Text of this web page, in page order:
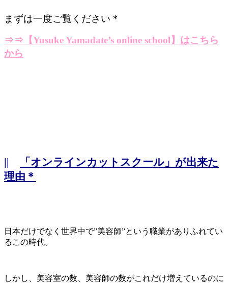
まずは一度ご覧ください＊
⇒⇒ 【Yusuke Yamadate’s online school】はこちら
から
||
「オンラインカットスクール」が出来た
理由＊
日本だけでなく世界中で”美容師”という職業がありふれてい
るこの時代。
しかし、美容室の数、美容師の数がこれだけ増えているのに